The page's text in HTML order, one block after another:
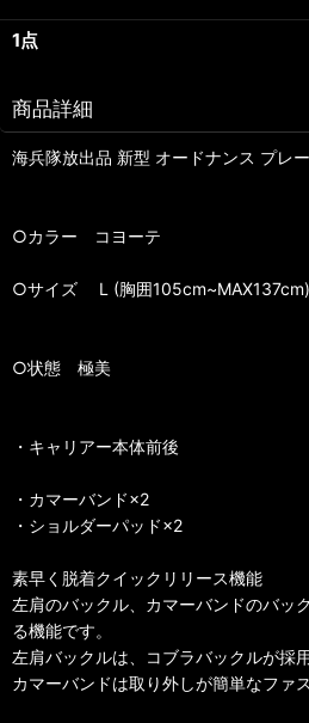
1点
商品詳細
海兵隊放出品 新型 オードナンス プレ
○カラー コヨーテ
○サイズ L (胸囲105cm~MAX137cm)
○状態 極美
・キャリアー本体前後
・カマーバンド×2
・ショルダーパッド×2
素早く脱着クイックリリース機能
左肩のバックル、カマーバンドのバッ
る機能です。
左肩バックルは、コブラバックルが採
カマーバンドは取り外しが簡単なファ